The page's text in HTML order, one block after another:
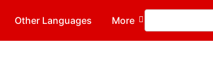
Other Languages More